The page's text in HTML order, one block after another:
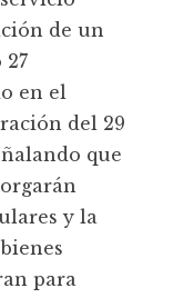
de un
en el
del 29
que
y la
para